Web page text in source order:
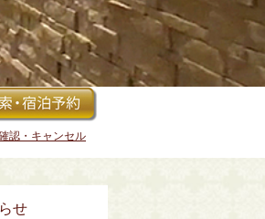
認・キャンセル
せ